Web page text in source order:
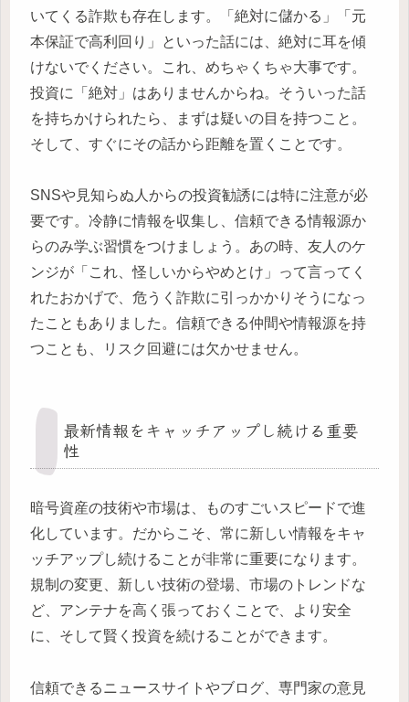
いてくる詐欺も存在します。「絶対に儲かる」「元
本保証で高利回り」といった話には、絶対に耳を傾
けないでください。これ、めちゃくちゃ大事です。
投資に「絶対」はありませんからね。そういった話
を持ちかけられたら、まずは疑いの目を持つこと。
そして、すぐにその話から距離を置くことです。
SNSや見知らぬ人からの投資勧誘には特に注意が必
要です。冷静に情報を収集し、信頼できる情報源か
らのみ学ぶ習慣をつけましょう。あの時、友人のケ
ンジが「これ、怪しいからやめとけ」って言ってく
れたおかげで、危うく詐欺に引っかかりそうになっ
たこともありました。信頼できる仲間や情報源を持
つことも、リスク回避には欠かせません。
最新情報をキャッチアップし続ける重要
性
暗号資産の技術や市場は、ものすごいスピードで進
化しています。だからこそ、常に新しい情報をキャ
ッチアップし続けることが非常に重要になります。
規制の変更、新しい技術の登場、市場のトレンドな
ど、アンテナを高く張っておくことで、より安全
に、そして賢く投資を続けることができます。
信頼できるニュースサイトやブログ、専門家の意見